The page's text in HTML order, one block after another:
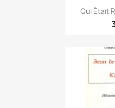

Qui Était